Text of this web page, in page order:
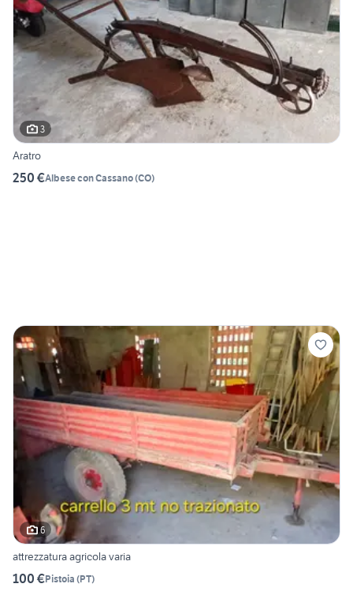
3
Aratro
250 €Albese con Cassano(CO)
6
attrezzatura agricola varia
100 €Pistoia (PT)